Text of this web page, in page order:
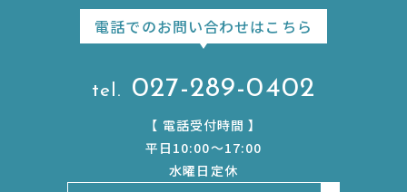
電話でのお問い合わせはこちら
027-289-0402
【 電話受付時間】
平日10:00〜17:00
水曜日定休